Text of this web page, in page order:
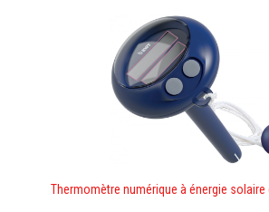
Thermomètre numérique à énergie solaire